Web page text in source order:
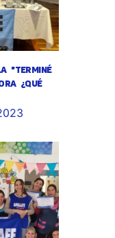
"TERMINÉ
¿QUÉ